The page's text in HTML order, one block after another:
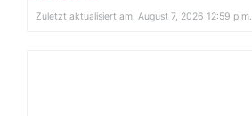
Zuletzt aktualisiert am: August 7, 2026 12:59 p.m.